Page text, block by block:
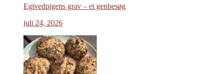
Egtvedpigens grav – et genbesøg
juli 24, 2026